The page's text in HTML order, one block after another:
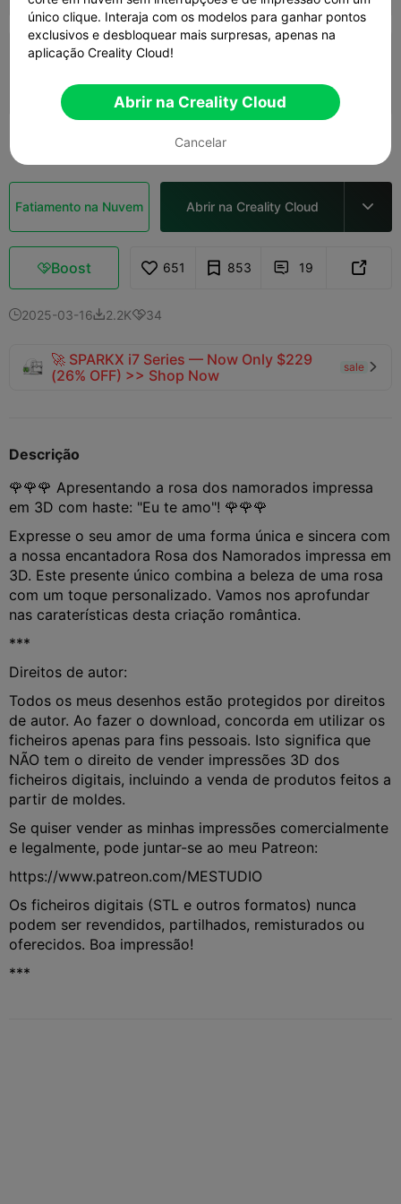
0.2mm layer, 3 walls, 30% infill
 01h 50m  1 plates  24.36g
Ver mais
Fatiamento na Nuvem Abrir na Creality Cloud 
Boost 651 853  19 
2025-03-162.2K34
🚀 SPARKX i7 Series — Now Only $229
(26% OFF) >> Shop Now
sale 
Descrição
🌹🌹🌹 Apresentando a rosa dos namorados impressa
em 3D com haste: "Eu te amo"! 🌹🌹🌹
Expresse o seu amor de uma forma única e sincera com
a nossa encantadora Rosa dos Namorados impressa em
3D. Este presente único combina a beleza de uma rosa
com um toque personalizado. Vamos nos aprofundar
nas caraterísticas desta criação romântica.
***
Direitos de autor:
Todos os meus desenhos estão protegidos por direitos
de autor. Ao fazer o download, concorda em utilizar os
ficheiros apenas para fins pessoais. Isto significa que
NÃO tem o direito de vender impressões 3D dos
ficheiros digitais, incluindo a venda de produtos feitos a
partir de moldes.
Se quiser vender as minhas impressões comercialmente
e legalmente, pode juntar-se ao meu Patreon:
https://www.patreon.com/MESTUDIO
Os ficheiros digitais (STL e outros formatos) nunca
podem ser revendidos, partilhados, remisturados ou
oferecidos. Boa impressão!
***
único clique. Interaja com os modelos para ganhar pontos
exclusivos e desbloquear mais surpresas, apenas na
aplicação Creality Cloud!
Abrir na Creality Cloud
Cancelar